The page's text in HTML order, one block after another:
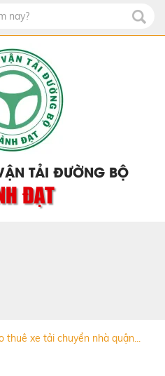
TẢI ĐƯỜNG BỘ
ĐẠT
thuê xe tải chuyển nhà quận...